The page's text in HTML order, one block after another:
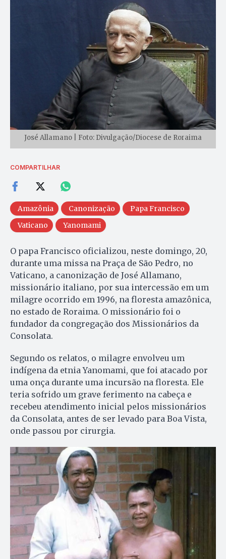
José Allamano | Foto: Divulgação/Diocese de Roraima
COMPARTILHAR
Amazônia Canonização
Papa Francisco
Vaticano
Yanomami
O papa Francisco oficializou, neste domingo, 20,
durante uma missa na Praça de São Pedro, no
Vaticano, a canonização de José Allamano,
missionário italiano, por sua intercessão em um
milagre ocorrido em 1996, na floresta amazônica,
no estado de Roraima. O missionário foi o
fundador da congregação dos Missionários da
Consolata.
Segundo os relatos, o milagre envolveu um
indígena da etnia Yanomami, que foi atacado por
uma onça durante uma incursão na floresta. Ele
teria sofrido um grave ferimento na cabeça e
recebeu atendimento inicial pelos missionários
da Consolata, antes de ser levado para Boa Vista,
onde passou por cirurgia.